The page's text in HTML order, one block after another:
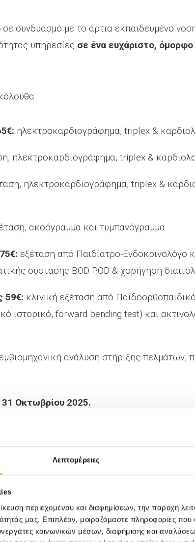
Λεπτομέρειες
περιεχομένου και διαφημίσεων, την παροχή
μας. Επιπλέον, μοιραζόμαστε πληροφορίες
κοινωνικών μέσων, διαφήμισης και
σε συνδυασμό με το άρτια εκπαιδευμένο
υπηρεσίες σε ένα ευχάριστο,
ηλεκτροκαρδιογράφημα, triplex &
ηλεκτροκαρδιογράφημα, triplex &
ηλεκτροκαρδιογράφημα, triplex &
ακοόγραμμα και τυμπανόγραμμα
εξέταση από Παιδίατρο-Ενδοκρινολόγο
σύστασης BOD POD & χορήγηση
59€: κλινική εξέταση από
ιστορικό, forward bending test) και
εμβιομηχανική ανάλυση στήριξης πελμάτων,
Οκτωβρίου 2025.
και άνω. Παρακαλούμε να έχετε μαζί
επιβαρύνεται με επιπλέον 3€ όπου
καθημερινά κατόπιν τηλεφωνικού